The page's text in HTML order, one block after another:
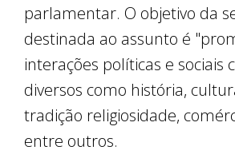
parlamentar. O objetivo da
destinada ao assunto é
interações políticas e sociais
diversos como história,
tradição religiosidade,
entre outros.